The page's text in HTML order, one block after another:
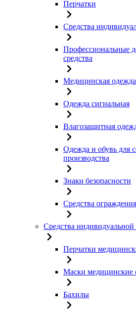
Перчатки
Средства
Профессиональные
средства
Медицинская одежда
Одежда сигнальная
Влагозащитная
Одежда и обувь для
производства
Знаки безопасности
Средства
Средства
Перчатки
Маски медицинские
Бахилы